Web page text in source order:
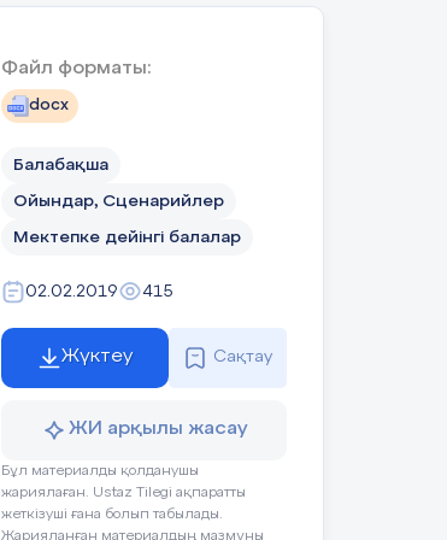
Киіз үйдің құрылысымен
Файл форматы:
docx
Балабақша
Ойындар, Сценарийлер
Мектепке дейінгі балалар
02.02.2019 415
Жүктеу Сақтау
ЖИ арқылы жасау
Бұл материалды қолданушы
жариялаған. Ustaz Tilegi ақпаратты
жеткізуші ғана болып табылады.
Жарияланған материалдың мазмұны